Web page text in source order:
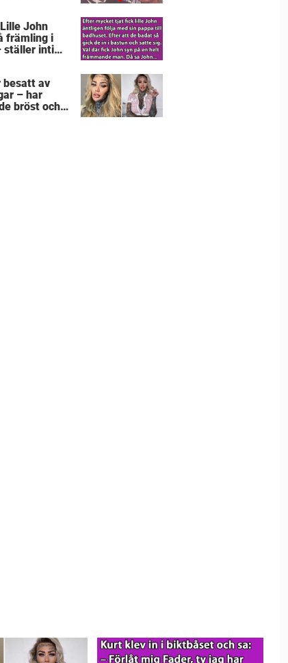
John
främling i
ställer intim
besatt av
– har
bröst och